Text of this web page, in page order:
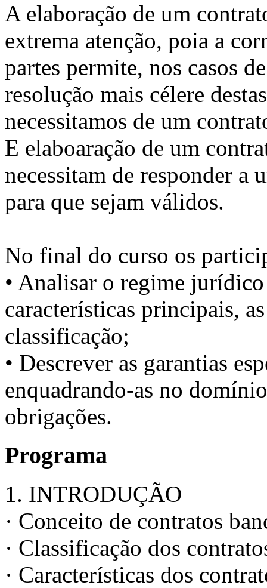
A elaboração de um
extrema atenção, poia a
partes permite, nos casos
resolução mais célere
necessitamos de um
E elaboaração de um
necessitam de responder a
para que sejam válidos.
No final do curso os
• Analisar o regime
características principais,
classificação;
• Descrever as garantias
enquadrando-as no
obrigações.
Programa
1. INTRODUÇÃO
· Conceito de contratos
· Classificação dos
· Características dos